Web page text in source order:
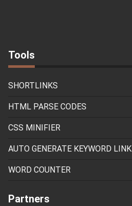
Tools
SHORTLINKS
HTML PARSE CODES
CSS MINIFIER
AUTO GENERATE KEYWORD LINK
WORD COUNTER
Partners